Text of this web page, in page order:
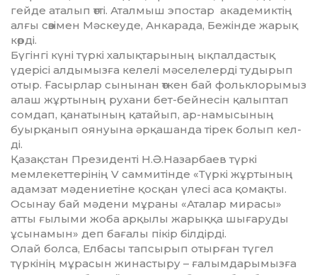
гей­де аталып өтті. Аталмыш эпостар академиктің
алғы сөзімен Мәскеуде, Анкарада, Бежінде жа­рық
көрді.
Бүгінгі күні түркі халықтарының ықпалдастық
үдерісі алдымызға келелі мәселелерді тудырып
отыр. Ғасырлар сынынан өткен бай фольклорымыз
алаш жұртының рухани бет-бейнесін қалып­тап
сомдап, қанатының қатайып, ар-намысының
буыр­қанып оянуына әрқашанда тірек болып кел­
ді.
Қазақстан Президенті Н.Ә.Назарбаев түркі
мемлекеттерінің V саммитінде «Түркі жұртының
адамзат мәдениетіне қосқан үлесі аса қомақты.
Осынау бай мәдени мұраны «Аталар мирасы»
атты ғылыми жоба арқылы жарыққа шығаруды
ұсы­намын» деп бағалы пікір білдірді.
Олай болса, Елбасы тапсырып отырған түгел
түркінің мұрасын жинастыру – ғалымдарымызға